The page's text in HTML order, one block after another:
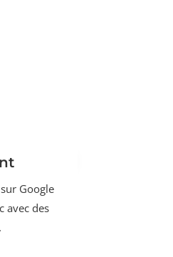
Google
avec des